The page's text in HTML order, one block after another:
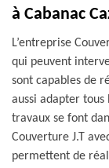
à Cabanac
L’entreprise
qui peuvent
sont capables de
aussi adapter tous
travaux se font
Couverture J.T
permettent de